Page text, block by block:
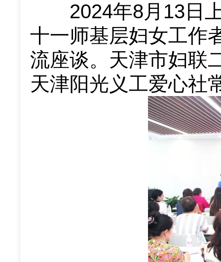
2024年8月13日上
十一师基层妇女工作
流座谈。天津市妇联
天津阳光义工爱心社